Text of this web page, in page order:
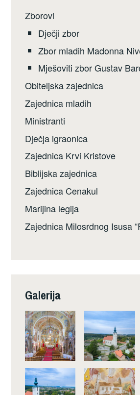
Zborovi
Dječji zbor
Zbor mladih Madonna
Mješoviti zbor Gustav
Obiteljska zajednica
Zajednica mladih
Ministranti
Dječja igraonica
Zajednica Krvi Kristove
Biblijska zajednica
Zajednica Cenakul
Marijina legija
Zajednica Milosrdnog Isusa
Galerija